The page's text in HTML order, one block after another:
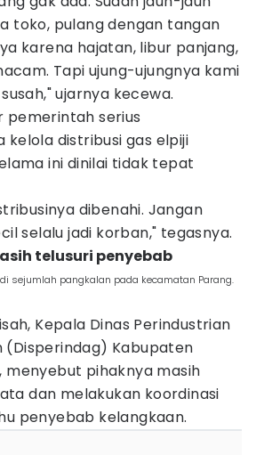
toko, pulang dengan tangan
karena hajatan, libur panjang,
Tapi ujung-ujungnya kami
ujarnya kecewa.
pemerintah serius
distribusi gas elpiji
ini dinilai tidak tepat
dibenahi. Jangan
selalu jadi korban," tegasnya.
telusuri penyebab
sejumlah pangkalan pada kecamatan Parang.
Kepala Dinas Perindustrian
(Disperindag) Kabupaten
menyebut pihaknya masih
dan melakukan koordinasi
penyebab kelangkaan.